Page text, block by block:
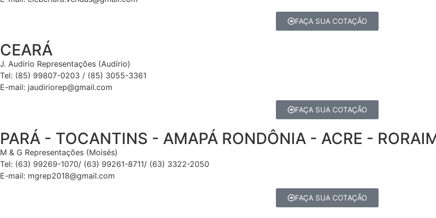
FAÇA SUA COTAÇÃO
CEARÁ
J. Audirio Representações (Audírio)
Tel: (85) 99807-0203 / (85) 3055-3361
E-mail: jaudiriorep@gmail.com
FAÇA SUA COTAÇÃO
PARÁ - TOCANTINS - AMAPÁ RONDÔNIA - ACRE -
M & G Representações (Moisés)
Tel: (63) 99269-1070/ (63) 99261-8711/ (63) 3322-2050
E-mail: mgrep2018@gmail.com
FAÇA SUA COTAÇÃO